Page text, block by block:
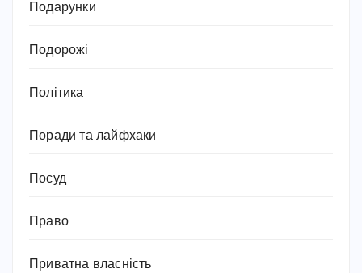
Подарунки
Подорожі
Політика
Поради та лайфхаки
Посуд
Право
Приватна власність